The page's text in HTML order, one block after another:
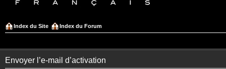
Index du Site Index du Forum
Envoyer l’e-mail d’activation